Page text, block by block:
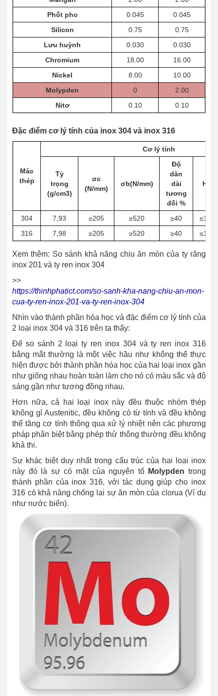
Phốt pho
0.045
0.045
Silicon
0.75
0.75
Lưu huỳnh
0.030
0.030
Chromium
18.00
16.00
Nickel
8.00
10.00
Molypden
0
2.00
Nitơ
0.10 0.10
Đặc điểm cơ lý tính của inox 304 và inox 316
Mác
thép
Cơ lý tính
Tỷ
trọng
(g/cm3)
σc
(N/mm)
σb(N/mm)
Độ
dãn
dài
tương
đối %
HB
304 7,93 ≥205 ≥520 ≥40
≤187
316
7,98 ≥205 ≥520 ≥40 ≤187
Xem thêm: So sánh khả năng chịu ăn mòn của ty răng
inox 201 và ty ren inox 304
>>
https://thinhphatict.com/so-sanh-kha-nang-chiu-an-mon-
cua-ty-ren-inox-201-va-ty-ren-inox-304
Nhìn vào thành phần hóa học và đặc điểm cơ lý tính của
2 loại inox 304 và 316 trên ta thấy:
Để so sánh 2 loại ty ren inox 304 và ty ren inox 316
bằng mắt thường là một việc hầu như không thể thực
hiện được bởi thành phần hóa học của hai loại inox gần
như giống nhau hoàn toàn làm cho nó có màu sắc và độ
sáng gần như tương đồng nhau.
Hơn nữa, cả hai loại inox này đều thuộc nhóm thép
không gỉ Austenitic, đều không có từ tính và đều không
thể tăng cơ tính thông qua xử lý nhiệt nên các phương
pháp phân biệt bằng phép thử thông thường đều không
khả thi.
Sự khác biệt duy nhất trong cấu trúc của hai loại inox
này đó là sự có mặt của nguyên tố Molypdentrong
thành phần của inox 316, với tác dụng giúp cho inox
316 có khả năng chống lại sự ăn mòn của clorua (Ví dụ
như nước biển).